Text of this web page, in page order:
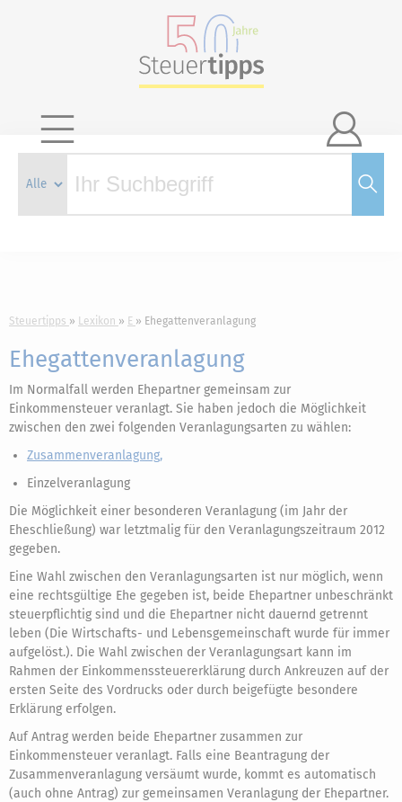

Steuertipps Lexikon E Ehegattenveranlagung
Ehegattenveranlagung
Im Normalfall werden Ehepartner gemeinsam zur
Einkommensteuer veranlagt. Sie haben jedoch die Möglichkeit
zwischen den zwei folgenden Veranlagungsarten zu wählen:
Zusammenveranlagung,
Einzelveranlagung
Die Möglichkeit einer besonderen Veranlagung (im Jahr der
Eheschließung) war letztmalig für den Veranlagungszeitraum 2012
gegeben.
Eine Wahl zwischen den Veranlagungsarten ist nur möglich, wenn
eine rechtsgültige Ehe gegeben ist, beide Ehepartner unbeschränkt
steuerpflichtig sind und die Ehepartner nicht dauernd getrennt
leben (Die Wirtschafts- und Lebensgemeinschaft wurde für immer
aufgelöst.). Die Wahl zwischen der Veranlagungsart kann im
Rahmen der Einkommenssteuererklärung durch Ankreuzen auf der
ersten Seite des Vordrucks oder durch beigefügte besondere
Erklärung erfolgen.
Auf Antrag werden beide Ehepartner zusammen zur
Einkommensteuer veranlagt. Falls eine Beantragung der
Zusammenveranlagung versäumt wurde, kommt es automatisch
(auch ohne Antrag) zur gemeinsamen Veranlagung der Ehepartner.